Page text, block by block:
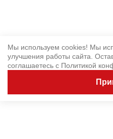
Мы используем cookies! Мы
улучшения работы сайта.
соглашаетесь с Политикой